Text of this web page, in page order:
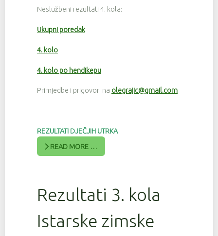
Neslužbeni rezultati 4. kola:
Ukupni poredak
4. kolo
4. kolo po hendikepu
Primjedbe i prigovori na olegrajic@gmail.com
REZULTATI DJEČJIH UTRKA
READ MORE …
Rezultati 3. kola
Istarske zimske